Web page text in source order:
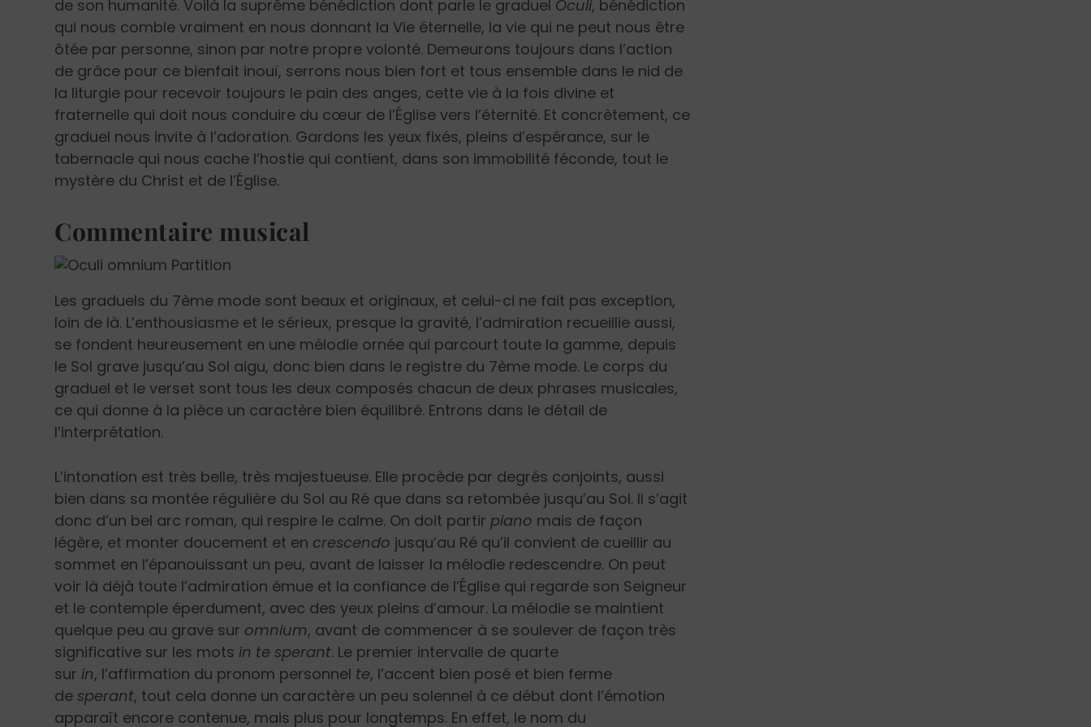
de son humanité. Voilà la suprême bénédiction dont parle le graduel Oculi, bénédiction
qui nous comble vraiment en nous donnant la Vie éternelle, la vie qui ne peut nous être
ôtée par personne, sinon par notre propre volonté. Demeurons toujours dans l’action
de grâce pour ce bienfait inouï, serrons nous bien fort et tous ensemble dans le nid de
la liturgie pour recevoir toujours le pain des anges, cette vie à la fois divine et
fraternelle qui doit nous conduire du cœur de l’Église vers l’éternité. Et concrètement, ce
graduel nous invite à l’adoration. Gardons les yeux fixés, pleins d’espérance, sur le
tabernacle qui nous cache l’hostie qui contient, dans son immobilité féconde, tout le
mystère du Christ et de l’Église.
Commentaire musical
Les graduels du 7ème mode sont beaux et originaux, et celui-ci ne fait pas exception,
loin de là. L’enthousiasme et le sérieux, presque la gravité, l’admiration recueillie aussi,
se fondent heureusement en une mélodie ornée qui parcourt toute la gamme, depuis
le Sol grave jusqu’au Sol aigu, donc bien dans le registre du 7ème mode. Le corps du
graduel et le verset sont tous les deux composés chacun de deux phrases musicales,
ce qui donne à la pièce un caractère bien équilibré. Entrons dans le détail de
l’interprétation.
L’intonation est très belle, très majestueuse. Elle procède par degrés conjoints, aussi
bien dans sa montée régulière du Sol au Ré que dans sa retombée jusqu’au Sol. Il s’agit
donc d’un bel arc roman, qui respire le calme. On doit partirpiano mais de façon
légère, et monter doucement et en crescendo jusqu’au Ré qu’il convient de cueillir au
sommet en l’épanouissant un peu, avant de laisser la mélodie redescendre. On peut
voir là déjà toute l’admiration émue et la confiance de l’Église qui regarde son Seigneur
et le contemple éperdument, avec des yeux pleins d’amour. La mélodie se maintient
quelque peu au grave sur omnium, avant de commencer à se soulever de façon très
significative sur les mots in te sperant. Le premier intervalle de quarte
sur in, l’affirmation du pronom personnel te, l’accent bien posé et bien ferme
desperant, tout cela donne un caractère un peu solennel à ce début dont l’émotion
apparaît encore contenue, mais plus pour longtemps. En effet, le nom du